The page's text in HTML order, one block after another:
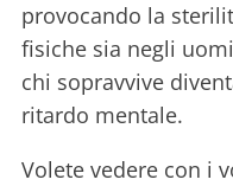
provocando la
fisiche sia negli
chi sopravvive
ritardo mentale.
Volete vedere con i